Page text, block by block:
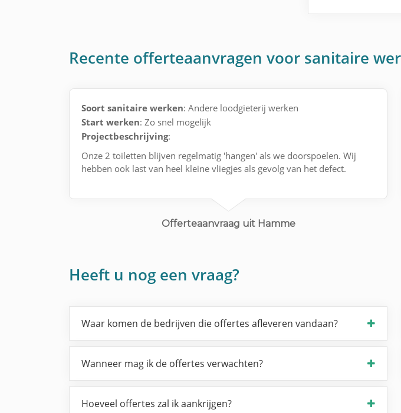
Recente offerteaanvragen voor sanitaire
Soort sanitaire werken: Andere loodgieterij werken
Start werken: Zo snel mogelijk
Projectbeschrijving:
Onze 2 toiletten blijven regelmatig 'hangen' als we doorspoelen. Wij
hebben ook last van heel kleine vliegjes als gevolg van het defect.
Offerteaanvraag uit Hamme
Heeft u nog een vraag?
Waar komen de bedrijven die offertes afleveren vandaan?
Wanneer mag ik de offertes verwachten?
Hoeveel offertes zal ik aankrijgen?